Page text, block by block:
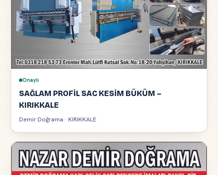
Onaylı
SAĞLAM PROFİL SAC KESİM BÜKÜM –
KIRIKKALE
Demir Doğrama · KIRIKKALE